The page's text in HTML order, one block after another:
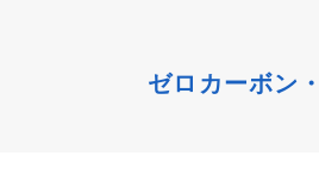
ゼロカーボン